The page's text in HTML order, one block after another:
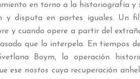
en torno a la historiografía y
y disputa en partes iguales. Un
y cuando opere a partir del
que lo interpela. En tiempos
Boym, la operación
ese nostos cuya recuperación